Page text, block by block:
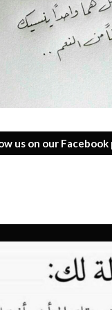
us on our Facebook